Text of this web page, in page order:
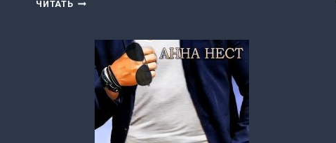
ЧИТАТЬ
(ЮЛИЯ
РЕЗНИК)